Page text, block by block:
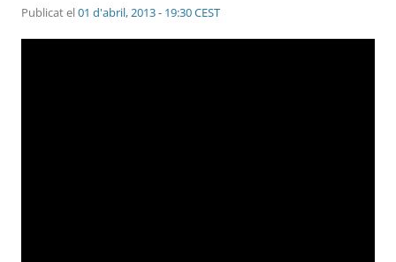
Publicat el01 d'abril, 2013 - 19:30 CEST